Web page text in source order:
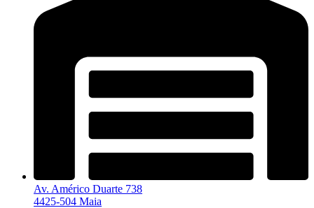
Av. Américo Duarte 738
4425-504 Maia